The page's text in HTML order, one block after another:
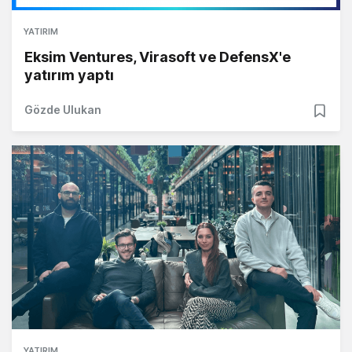
YATIRIM
Eksim Ventures, Virasoft ve DefensX'e
yatırım yaptı
Gözde Ulukan